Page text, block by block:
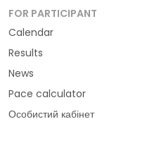
FOR PARTICIPANT
Calendar
Results
News
Pace calculator
Особистий кабінет